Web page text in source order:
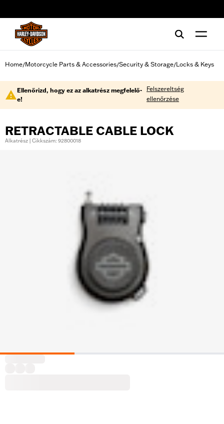
Home/Motorcycle Parts & Accessories/Security & Storage/Locks & Keys
Ellenőrizd, hogy ez az alkatrész megfelelő-
e!
Felszereltség
ellenőrzése
RETRACTABLE CABLE LOCK
Alkatrész | Cikkszám: 92800018